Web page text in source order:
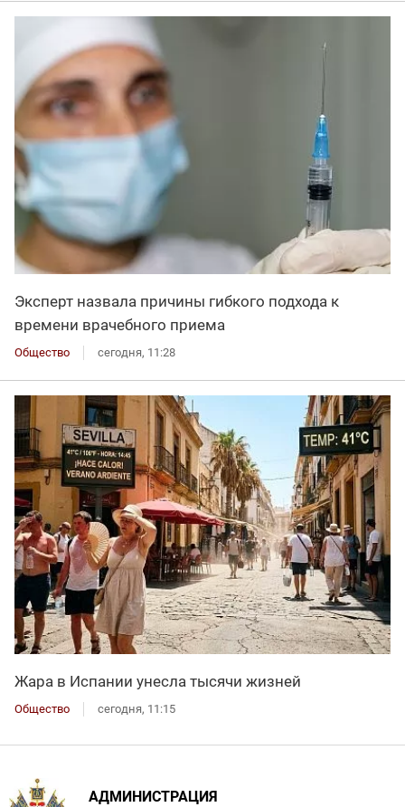
Эксперт назвала причины гибкого подхода к
времени врачебного приема
Общество сегодня, 11:28
Жара в Испании унесла тысячи жизней
Общество сегодня, 11:15
АДМИНИСТРАЦИЯ